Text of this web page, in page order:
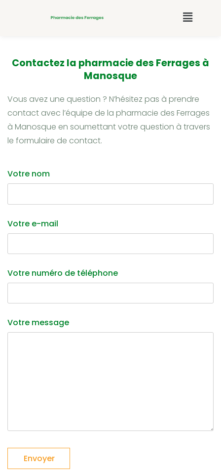
Contactez la pharmacie des Ferrages à
Manosque
Vous avez une question ? N’hésitez pas à prendre
contact avec l’équipe de la pharmacie des Ferrages
à Manosque en soumettant votre question à travers
le formulaire de contact.
Votre nom
Votre e-mail
Votre numéro de téléphone
Votre message